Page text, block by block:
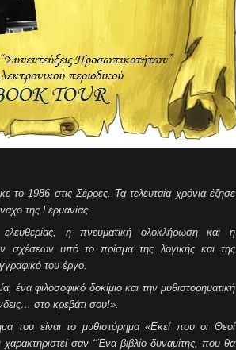
το 1986 στις Σέρρες. Τα τελευταία χρόνια έζησε
της Γερμανίας.
η πνευματική ολοκλήρωση και η
σχέσεων υπό το πρίσμα της λογικής και της
του έργο.
ένα φιλοσοφικό δοκίμιο και την μυθιστορηματική
στο κρεβάτι σου!».
του είναι το μυθιστόρημα «Εκεί που οι Θεοί
σαν ‘‘Ένα βιβλίο δυναμίτης, που θα